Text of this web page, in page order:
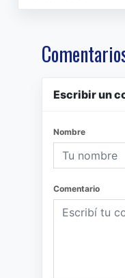
Escribir un
Nombre
Comentario